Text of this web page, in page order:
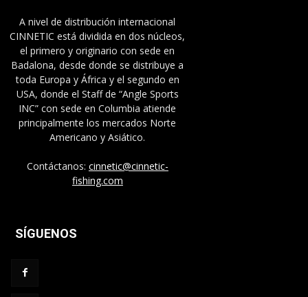
A nivel de distribución internacional
CINNETIC está dividida en dos núcleos,
el primero y originario con sede en
Badalona, desde donde se distribuye a
toda Europa y África y el segundo en
USA, donde el Staff de “Angle Sports
INC” con sede en Columbia atiende
principalmente los mercados Norte
Americano y Asiático.
Contáctanos: cinnetic@cinnetic-
fishing.com
SÍGUENOS